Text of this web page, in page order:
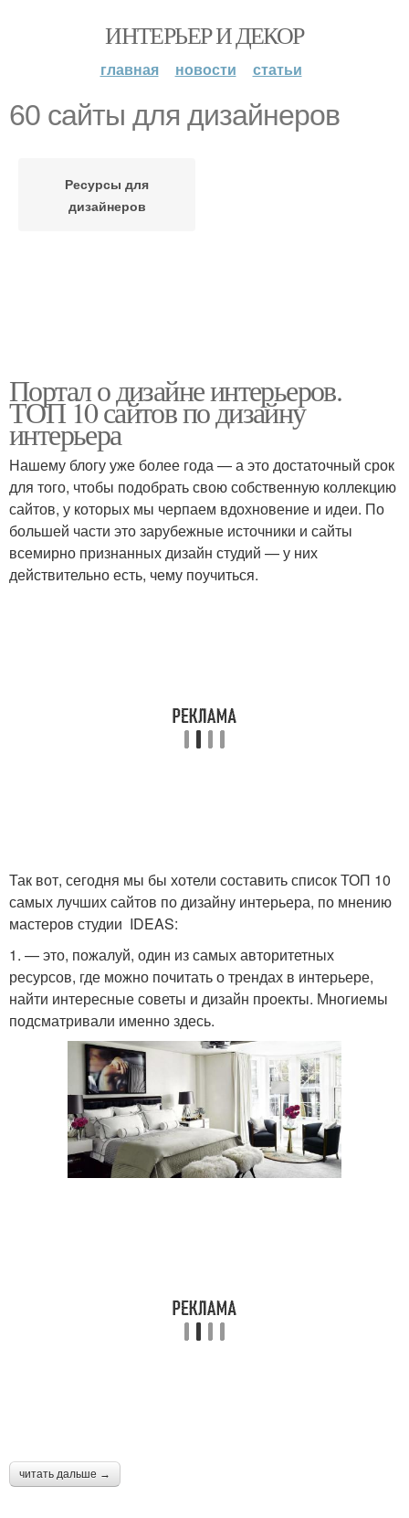
ИНТЕРЬЕР И ДЕКОР
главная новости статьи
60 сайты для дизайнеров
Ресурсы для
дизайнеров
Портал о дизайне интерьеров.
ТОП 10 сайтов по дизайну
интерьера
Нашему блогу уже более года — а это достаточный срок
для того, чтобы подобрать свою собственную коллекцию
сайтов, у которых мы черпаем вдохновение и идеи. По
большей части это зарубежные источники и сайты
всемирно признанных дизайн студий — у них
действительно есть, чему поучиться.
Так вот, сегодня мы бы хотели составить список ТОП 10
самых лучших сайтов по дизайну интерьера, по мнению
мастеров студии IDEAS:
1. — это, пожалуй, один из самых авторитетных
ресурсов, где можно почитать о трендах в интерьере,
найти интересные советы и дизайн проекты. Многиемы
подсматривали именно здесь.
читать дальше →